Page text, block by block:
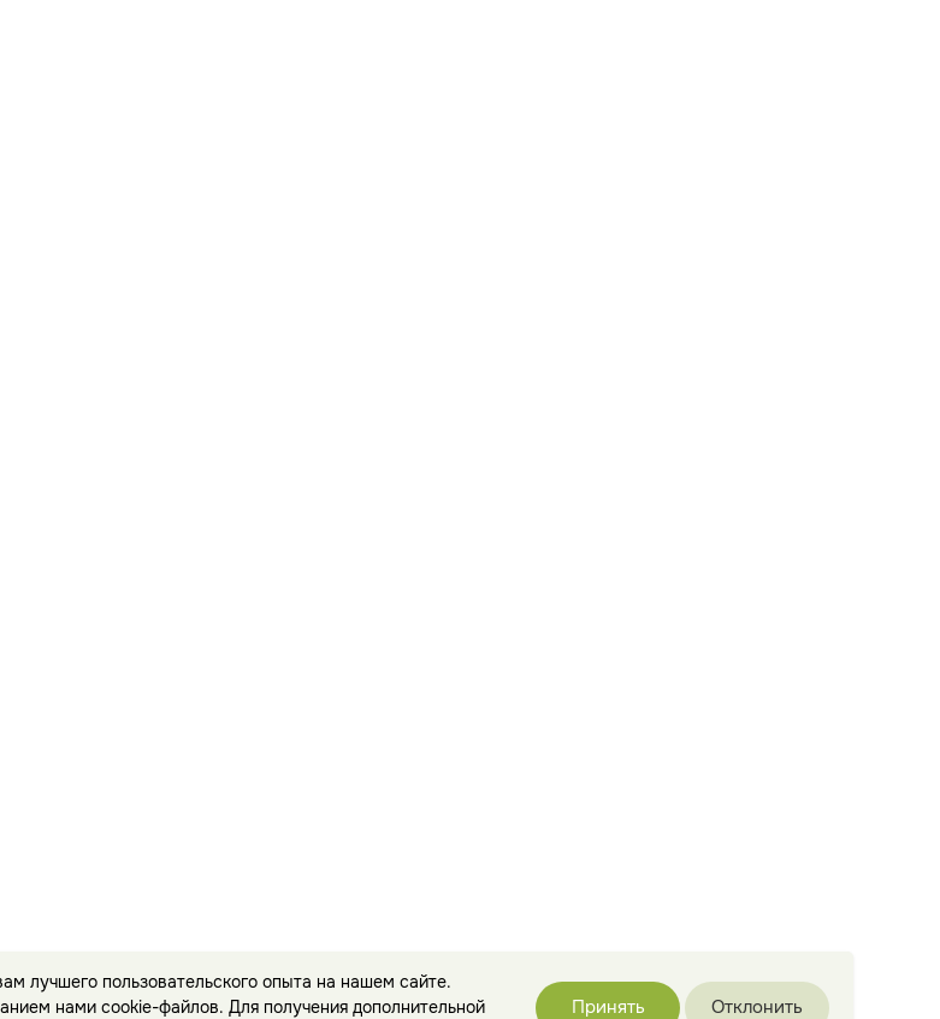
лучшего пользовательского опыта на нашем сайте.
нами cookie-файлов. Для получения дополнительной
Принять Отклонить